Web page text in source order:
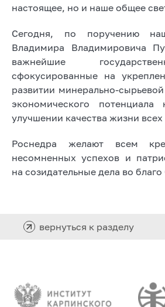
настоящее, но и наше общее
Сегодня, по поручению
Владимира Владимировича
важнейшие
сфокусированные на
развитии минерально-
экономического
улучшении качества жизни
Роснедра желают всем
несомненных успехов и
на созидательные дела во благо
вернуться к разделу